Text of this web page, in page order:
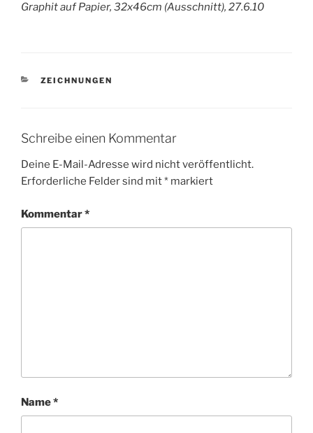
Graphit auf Papier, 32x46cm (Ausschnitt), 27.6.10
KATEGORIEN
ZEICHNUNGEN
Schreibe einen Kommentar
Deine E-Mail-Adresse wird nicht veröffentlicht.
Erforderliche Felder sind mit* markiert
Kommentar*
Name*